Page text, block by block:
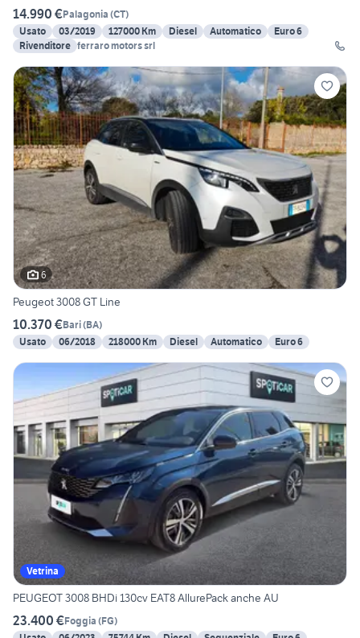
14.990 €Palagonia (CT)
Usato
03/2019 127000 Km Diesel Automatico
Euro 6
Rivenditore ferraro motors srl
6
Peugeot 3008 GT Line
10.370 €Bari(BA)
Usato
06/2018 218000 Km Diesel Automatico Euro 6
Vetrina
PEUGEOT 3008 BHDi 130cv EAT8 AllurePack anche AU
23.400 €Foggia (FG)